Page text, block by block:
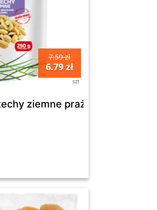
7.59 zł
6.79 zł
szt
ziemne prażone niesolone